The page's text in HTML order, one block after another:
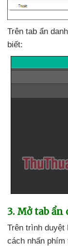
Trên tab ẩn danh
biết:
3. Mở tab
Trên trình duyệt
cách nhấn